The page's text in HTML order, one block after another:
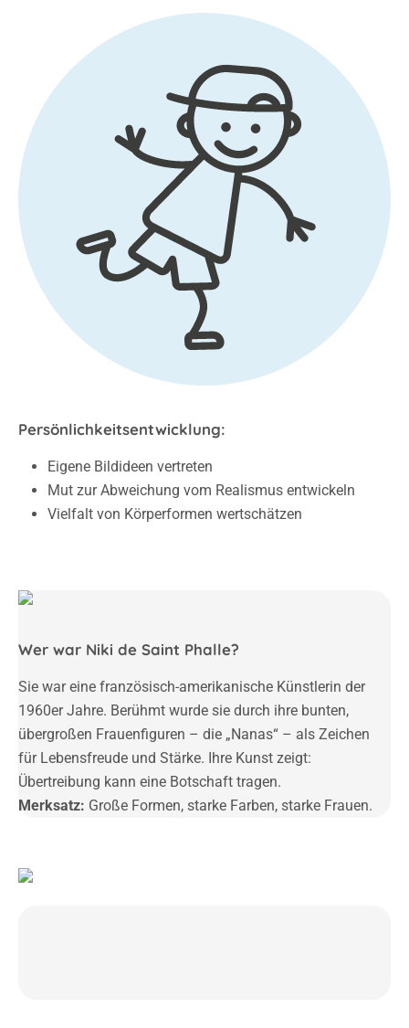
Persönlichkeitsentwicklung:
Eigene Bildideen vertreten
Mut zur Abweichung vom Realismus entwickeln
Vielfalt von Körperformen wertschätzen
Wer war Niki de Saint Phalle?
Sie war eine französisch-amerikanische Künstlerin der
1960er Jahre. Berühmt wurde sie durch ihre bunten,
übergroßen Frauenfiguren – die „Nanas“ – als Zeichen
für Lebensfreude und Stärke. Ihre Kunst zeigt:
Übertreibung kann eine Botschaft tragen.
Merksatz: Große Formen, starke Farben, starke Frauen.